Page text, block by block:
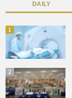
DAILY